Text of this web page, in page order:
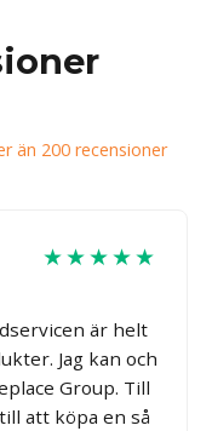
än 200 recensioner
★★★★★
är helt
Jag kan och
Group. Till
att köpa en så